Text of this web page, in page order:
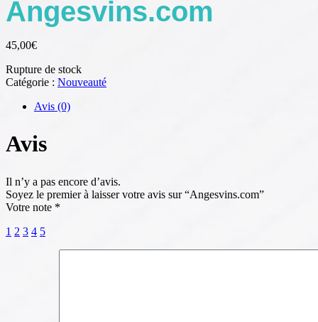
Angesvins.com
45,00€
Rupture de stock
Catégorie : Nouveauté
Avis (0)
Avis
Il n’y a pas encore d’avis.
Soyez le premier à laisser votre avis sur “Angesvins.com”
Votre note *
1 2 3 4 5